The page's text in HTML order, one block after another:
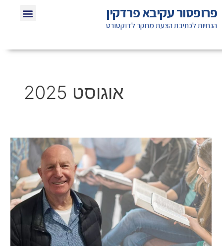
לתוכן
פרופסור עקיבא פרדקין
הנחיות לכתיבת הצעת מחקר לדוקטורט
אוגוסט 2025
פרופ’
עקיבא
פרדקין:
מנסחים
שאלת
מחקר
שאי
אפשר
להתעלם
ממנה